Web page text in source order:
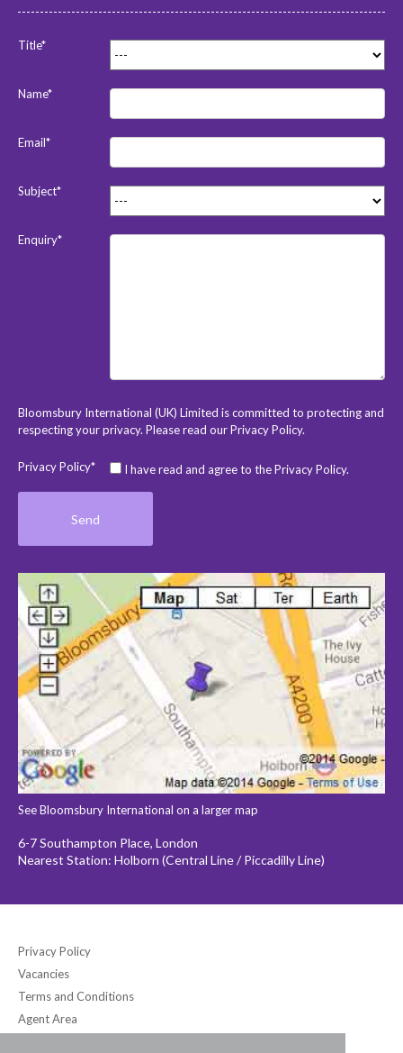
Title*
Name*
Email*
Subject*
Enquiry*
Bloomsbury International (UK) Limited is committed to protecting and
respecting your privacy. Please read ourPrivacy Policy.
Privacy Policy* I have read and agree to the Privacy Policy.
See Bloomsbury International on a larger map
6-7 Southampton Place, London
Nearest Station: Holborn (Central Line / Piccadilly Line)
Privacy Policy
Vacancies
Terms and Conditions
Agent Area